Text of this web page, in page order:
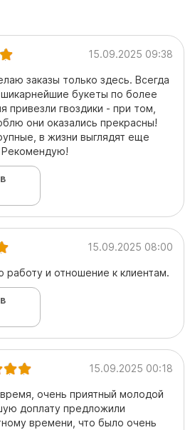
15.09.2025 09:38
заказы только здесь. Всегда
букеты по более
привезли гвоздики - при том,
они оказались прекрасны!
в жизни выглядят еще
15.09.2025 08:00
и отношение к клиентам.
15.09.2025 00:18
очень приятный молодой
доплату предложили
времени, что было очень